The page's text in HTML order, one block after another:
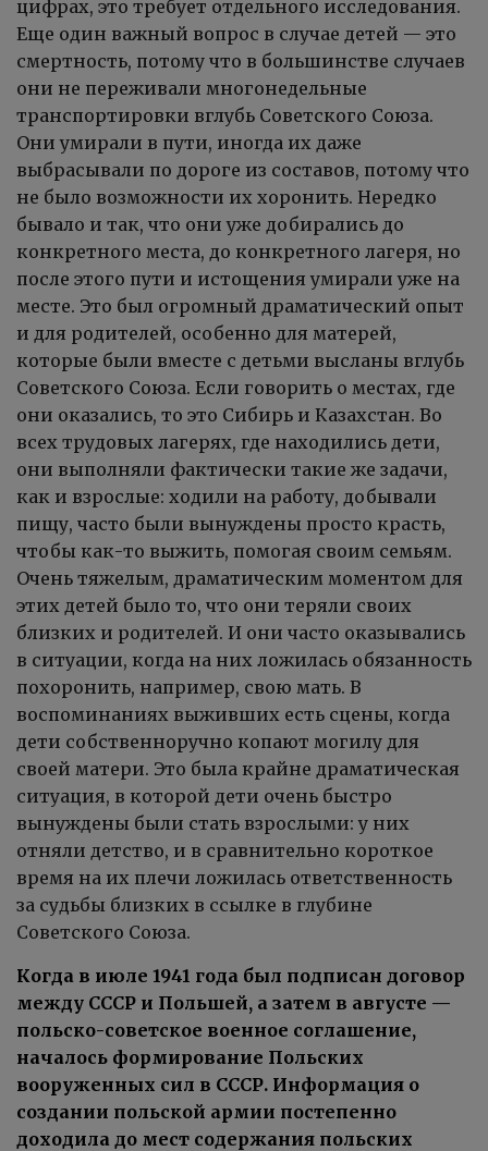
цифрах, это требует отдельного исследования.
Еще один важный вопрос в случае детей — это
смертность, потому что в большинстве случаев
они не переживали многонедельные
транспортировки вглубь Советского Союза.
Они умирали в пути, иногда их даже
выбрасывали по дороге из составов, потому что
не было возможности их хоронить. Нередко
бывало и так, что они уже добирались до
конкретного места, до конкретного лагеря, но
после этого пути и истощения умирали уже на
месте. Это был огромный драматический опыт
и для родителей, особенно для матерей,
которые были вместе с детьми высланы вглубь
Советского Союза. Если говорить о местах, где
они оказались, то это Сибирь и Казахстан. Во
всех трудовых лагерях, где находились дети,
они выполняли фактически такие же задачи,
как и взрослые: ходили на работу, добывали
пищу, часто были вынуждены просто красть,
чтобы как-то выжить, помогая своим семьям.
Очень тяжелым, драматическим моментом для
этих детей было то, что они теряли своих
близких и родителей. И они часто оказывались
в ситуации, когда на них ложилась обязанность
похоронить, например, свою мать. В
воспоминаниях выживших есть сцены, когда
дети собственноручно копают могилу для
своей матери. Это была крайне драматическая
ситуация, в которой дети очень быстро
вынуждены были стать взрослыми: у них
отняли детство, и в сравнительно короткое
время на их плечи ложилась ответственность
за судьбы близких в ссылке в глубине
Советского Союза.
Когда в июле 1941 года был подписан договор
между СССР и Польшей, а затем в августе —
польско-советское военное соглашение,
началось формирование Польских
вооруженных сил в СССР. Информация о
создании польской армии постепенно
доходила до мест содержания польских